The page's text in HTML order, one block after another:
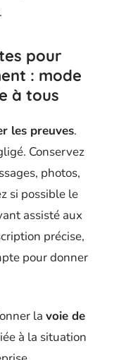
pour
: mode
à tous
les preuves.
Conservez
photos,
si possible le
assisté aux
précise,
pour donner
la voie de
à la situation